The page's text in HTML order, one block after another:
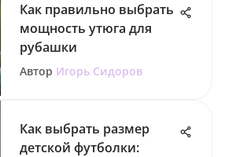
Как правильно выбрать
мощность утюга для
рубашки
Автор Игорь Сидоров
Как выбрать размер
детской футболки: